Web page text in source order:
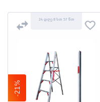
24 დღე 8 სთ 57 წთ
-21%